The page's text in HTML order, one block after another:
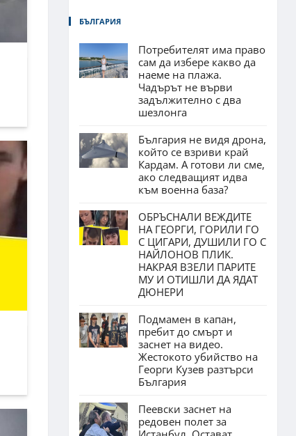
БЪЛГАРИЯ
Потребителят има право
сам да избере какво да
наеме на плажа.
Чадърът не върви
задължително с два
шезлонга
България не видя дрона,
който се взриви край
Кардам. А готови ли сме,
ако следващият идва
към военна база?
ОБРЪСНАЛИ ВЕЖДИТЕ
НА ГЕОРГИ, ГОРИЛИ ГО
С ЦИГАРИ, ДУШИЛИ ГО С
НАЙЛОНОВ ПЛИК.
НАКРАЯ ВЗЕЛИ ПАРИТЕ
МУ И ОТИШЛИ ДА ЯДАТ
ДЮНЕРИ
Подмамен в капан,
пребит до смърт и
заснет на видео.
Жестокото убийство на
Георги Кузев разтърси
България
Пеевски заснет на
редовен полет за